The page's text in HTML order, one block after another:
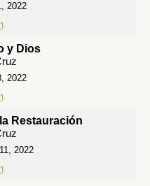
2022
y Dios
2022
Restauración
2022